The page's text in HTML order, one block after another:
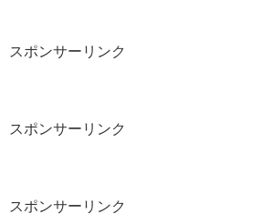
スポンサーリンク
スポンサーリンク
スポンサーリンク